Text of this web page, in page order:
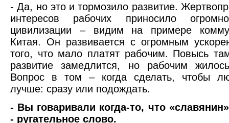
- Да, но это и тормозило развитие.
интересов рабочих приносило
цивилизации – видим на примере
Китая. Он развивается с огромным
того, что мало платят рабочим. Повысь
развитие замедлится, но рабочим
Вопрос в том – когда сделать, чтобы
лучше: сразу или подождать.
- Вы говаривали когда-то, что
- ругательное слово.